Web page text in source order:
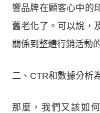
響品牌在顧客心中的
舊老化了。可以說，
關係到整體行銷活動
二、CTR和數據分析
那麼，我們又該如